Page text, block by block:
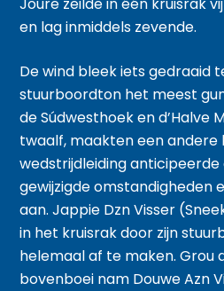
Joure zeilde in één kruisrak
en lag inmiddels zevende.
De wind bleek iets gedraaid
stuurboordton het meest
de Súdwesthoek en d’Halve
twaalf, maakten een andere
wedstrijdleiding
gewijzigde omstandigheden
aan. Jappie Dzn Visser
in het kruisrak door zijn
helemaal af te maken. Grou
bovenboei nam Douwe Azn